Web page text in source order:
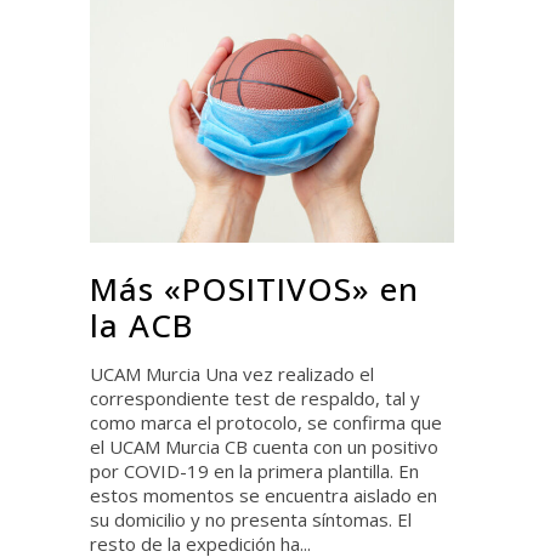
Más «POSITIVOS» en
la ACB
UCAM Murcia Una vez realizado el
correspondiente test de respaldo, tal y
como marca el protocolo, se confirma que
el UCAM Murcia CB cuenta con un positivo
por COVID-19 en la primera plantilla. En
estos momentos se encuentra aislado en
su domicilio y no presenta síntomas. El
resto de la expedición ha...